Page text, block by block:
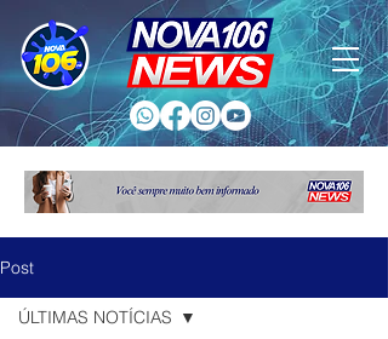
Post
ÚLTIMAS NOTÍCIAS